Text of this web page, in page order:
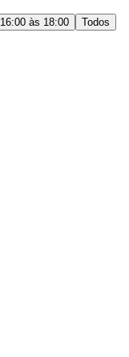
16:00 às 18:00
Todos